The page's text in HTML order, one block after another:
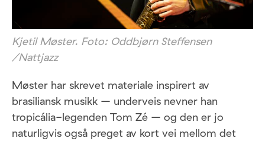
Kjetil Møster. Foto: Oddbjørn Steffensen
/Nattjazz
Møster har skrevet materiale inspirert av
brasiliansk musikk – underveis nevner han
tropicália-legenden Tom Zé – og den er jo
naturligvis også preget av kort vei mellom det